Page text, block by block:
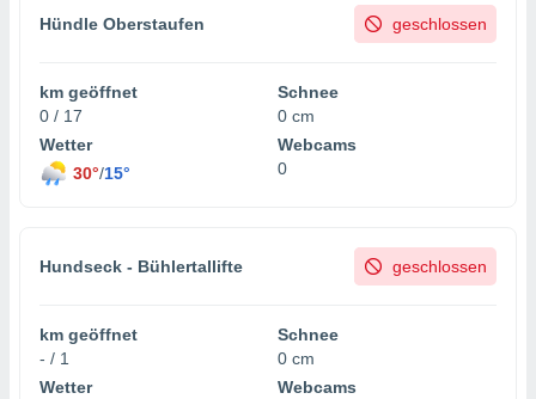
Hündle Oberstaufen geschlossen
km geöffnet
0 / 17
Schnee
0 cm
Wetter
30°/15°
Webcams
0
Hundseck - Bühlertallifte geschlossen
km geöffnet
- / 1
Schnee
0 cm
Wetter
Webcams